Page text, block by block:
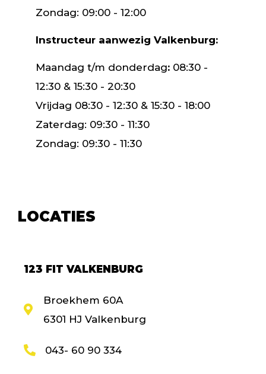
Zondag: 09:00 - 12:00
Instructeur aanwezig Valkenburg:
Maandag t/m donderdag: 08:30 -
12:30 & 15:30 - 20:30
Vrijdag 08:30 - 12:30 & 15:30 - 18:00
Zaterdag: 09:30 - 11:30
Zondag: 09:30 - 11:30
LOCATIES
123 FIT VALKENBURG
Broekhem 60A
6301 HJ Valkenburg
043- 60 90 334